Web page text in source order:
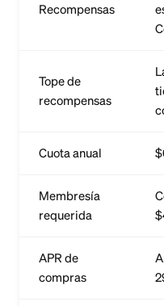
Recompensas
Tope de
recompensas
Cuota anual
Membresía
requerida
APR de
compras